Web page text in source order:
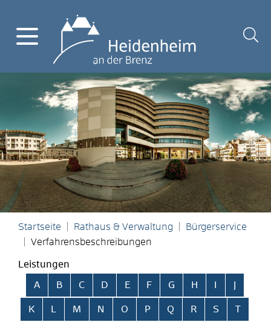
Startseite Rathaus & Verwaltung
Bürgerservice
Verfahrensbeschreibungen
Leistungen
Alphabetisches Register überspringen
A B C D E F G H
K L M N O P Q R S T